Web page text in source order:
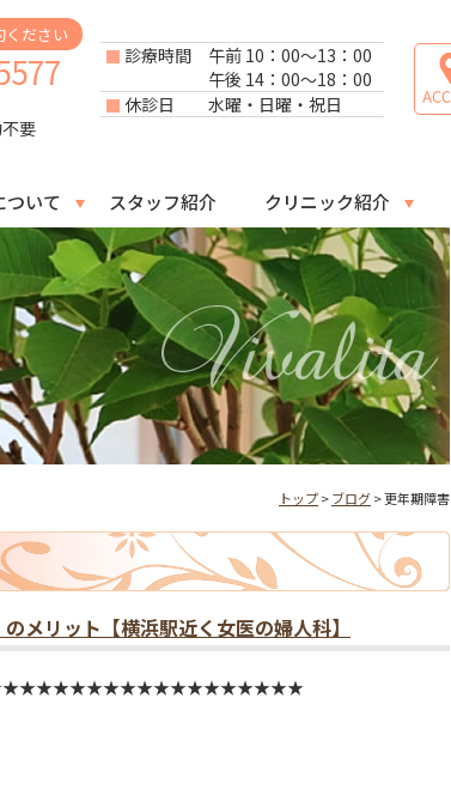
ください
要
診療時間
午前 10：00～13：00
午後 14：00～18：00
休診日
水曜・日曜・祝日
ついて スタッフ紹介 クリニック紹介
トップ>ブログ> 更年期障害
メリット【横浜駅近く女医の婦人科】